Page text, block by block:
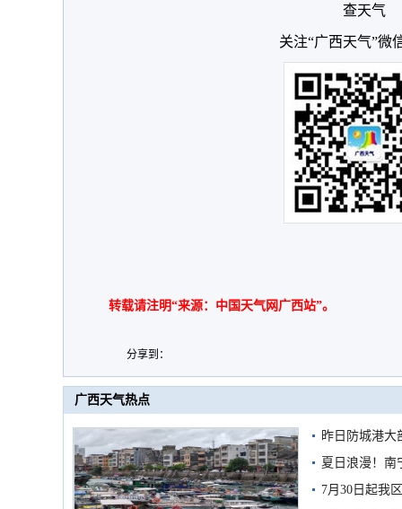
查天气
关注“广西天气”微
转载请注明“来源：中国天气网广西站”。
分享到：
广西天气热点
昨日防城港大
雨
夏日浪漫！南
7月30日起我